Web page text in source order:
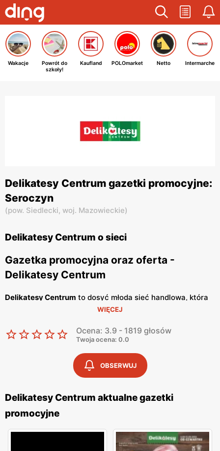
Wakacje
Powrót do
szkoły!
Kaufland POLOmarket Netto Intermarche
Delikatesy Centrum gazetki promocyjne:
Seroczyn
(pow. Siedlecki, woj. Mazowieckie)
Delikatesy Centrum o sieci
Gazetka promocyjna oraz oferta -
Delikatesy Centrum
Delikatesy Centrum to dosyć młoda sieć handlowa, która
należy do Grupy Eurocash. Posiada ponad 1000 sklepów
nowe. Jej głównym celem jest oferowanie Tobie dobrej
cenach. Placówki handlowe znajdują się bardzo blisko
osiedli mieszkaniowych, tak abyś miał możliwość zrobienia
rzeczowym podejściem do klienta oraz korzystają ze
sprawdzonych dostawców, a personelowi nie schodzi
uśmiech z twarzy, dzięki czemu w sklepie panuje miła
atmosfera. Asortyment sklepu jest dobrze rozmieszczony,
WIĘCEJ
Ocena: 3.9 - 1819 głosów
Twoja ocena: 0.0
OBSERWUJ
Delikatesy Centrum aktualne gazetki
promocyjne